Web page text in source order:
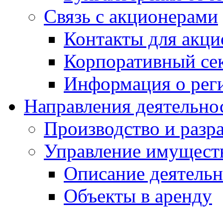
Связь с акционерами
Контакты для
Корпоративный
Информация о
Направления
Производство и
Управление
Описание
Объекты в аренду